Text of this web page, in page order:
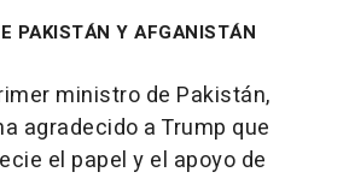
PAKISTÁN Y AFGANISTÁN
ministro de Pakistán,
agradecido a Trump que
el papel y el apoyo de